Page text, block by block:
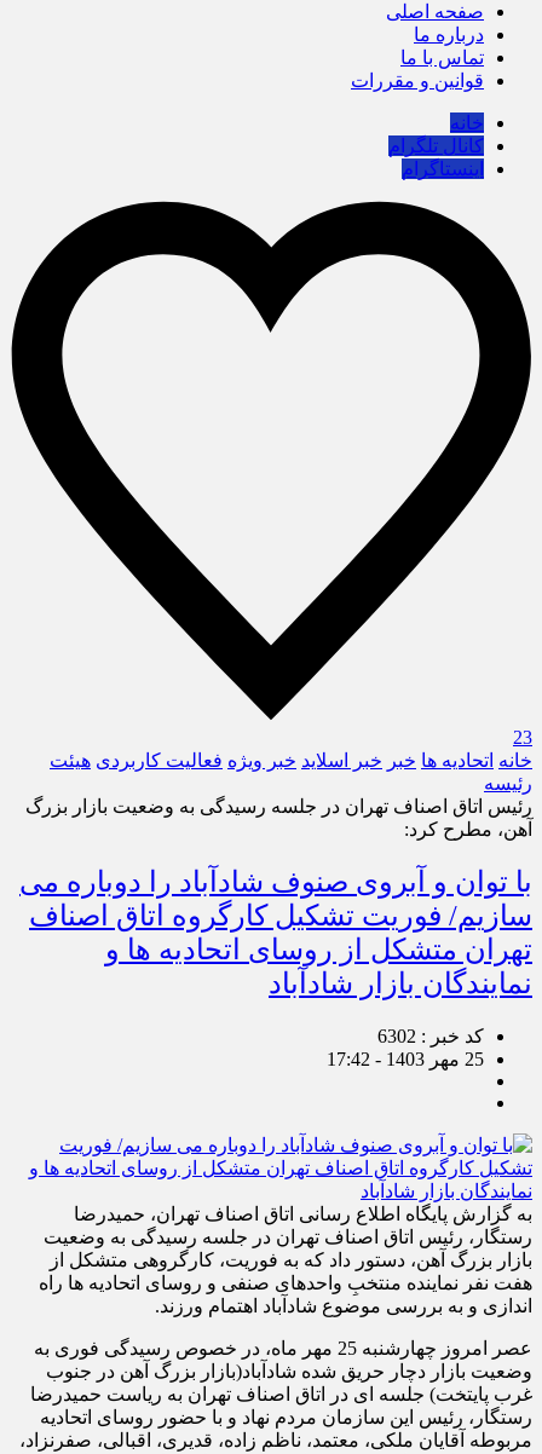
صفحه اصلی
درباره ما
تماس با ما
قوانین و مقررات
خانه
کانال تلگرام
اینستاگرام
23
خانه اتحادیه ها خبر خبر اسلايد خبر ویژه فعالیت کاربردی هیئت
رئیسه
رئیس اتاق اصناف تهران در جلسه رسیدگی به وضعیت بازار بزرگ
آهن، مطرح کرد:
با توان و آبروی صنوف شادآباد را دوباره می
سازیم/ فوریت تشکیل کارگروه اتاق اصناف
تهران متشکل از روسای اتحادیه ها و
نمایندگان بازار شادآباد
کد خبر : 6302
25 مهر 1403 - 17:42
به گزارش پایگاه اطلاع رسانی اتاق اصناف تهران، حمیدرضا
رستگار، رئیس اتاق اصناف تهران در جلسه رسیدگی به وضعیت
بازار بزرگ آهن، دستور داد که به فوریت، کارگروهی متشکل از
هفت نفر نماینده منتخبِ واحدهای صنفی و روسای اتحادیه ها راه
اندازی و به بررسی موضوع شادآباد اهتمام ورزند.
عصر امروز چهارشنبه 25 مهر ماه، در خصوص رسیدگی فوری به
وضعیت بازار دچار حریق شده شادآباد(بازار بزرگ آهن در جنوب
غرب پایتخت) جلسه ای در اتاق اصناف تهران به ریاست حمیدرضا
رستگار، رئیس این سازمان مردم نهاد و با حضور روسای اتحادیه
مربوطه آقایان ملکی، معتمد، ناظم زاده، قدیری، اقبالی، صفرنزاد،